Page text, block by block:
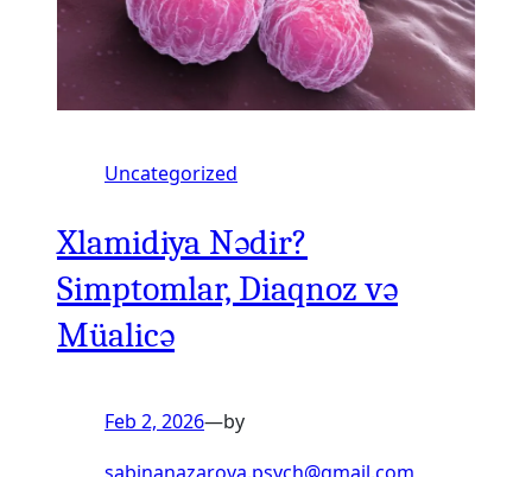
Uncategorized
Xlamidiya Nədir?
Simptomlar, Diaqnoz və
Müalicə
Feb 2, 2026—by